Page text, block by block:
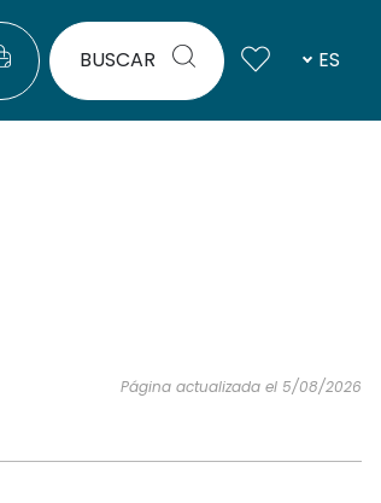
BUSCAR ES
Página actualizada el 5/08/2026